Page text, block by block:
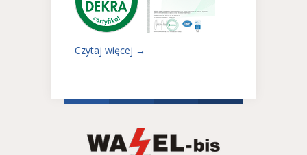
Czytaj więcej →